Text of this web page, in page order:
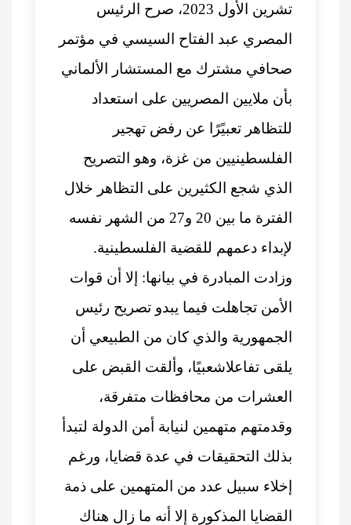
تشرين الأول 2023، صرح الرئيس
المصري عبد الفتاح السيسي في مؤتمر
صحافي مشترك مع المستشار الألماني
بأن ملايين المصريين على استعداد
للتظاهر تعبيًرًا عن رفض تهجير
الفلسطينيين من غزة، وهو التصريح
الذي شجع الكثيرين على التظاهر خلال
الفترة ما بين 20 و27 من الشهر نفسه
لإبداء دعمهم للقضية الفلسطينية.
وزادت المبادرة في بيانها: إلا أن قوات
الأمن تجاهلت فيما يبدو تصريح رئيس
الجمهورية والذي كان من الطبيعي أن
يلقى تفاعلاشعبيًا، وألقت القبض على
العشرات من محافظات متفرقة،
وقدمتهم متهمين لنيابة أمن الدولة لتبدأ
بذلك التحقيقات في عدة قضايا، ورغم
إخلاء سبيل عدد من المتهمين على ذمة
القضايا المذكورة إلا أنه ما زال هناك